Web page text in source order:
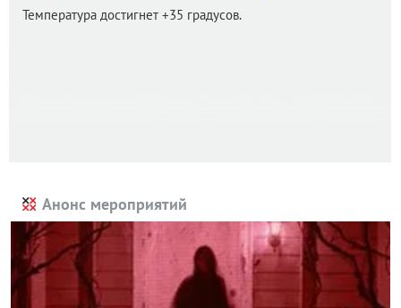
Температура достигнет +35 градусов.
Анонс мероприятий